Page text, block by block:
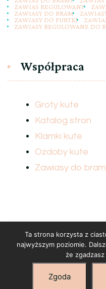
ZAWIAS REGULOWANY
ZAWIASY DO BRAM
ZAWIASY DO FURTKI
ZAWIASY REGULOWANE DO
Współpraca
Groty kute
Katalog stron
Klamki kute
Ozdoby kute
Zawiasy do bram
© prawa autorskie2026
zastrzeżone.Blossom Floral |
.Wspierany przez
Ta strona korzysta z
najwyższym poziomie.
że
Zgoda